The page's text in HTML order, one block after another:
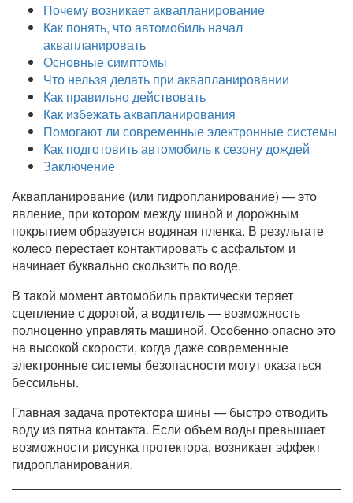
Почему возникает аквапланирование
Как понять, что автомобиль начал
аквапланировать
Основные симптомы
Что нельзя делать при аквапланировании
Как правильно действовать
Как избежать аквапланирования
Помогают ли современные электронные системы
Как подготовить автомобиль к сезону дождей
Заключение
Аквапланирование (или гидропланирование) — это
явление, при котором между шиной и дорожным
покрытием образуется водяная пленка. В результате
колесо перестает контактировать с асфальтом и
начинает буквально скользить по воде.
В такой момент автомобиль практически теряет
сцепление с дорогой, а водитель — возможность
полноценно управлять машиной. Особенно опасно это
на высокой скорости, когда даже современные
электронные системы безопасности могут оказаться
бессильны.
Главная задача протектора шины — быстро отводить
воду из пятна контакта. Если объем воды превышает
возможности рисунка протектора, возникает эффект
гидропланирования.